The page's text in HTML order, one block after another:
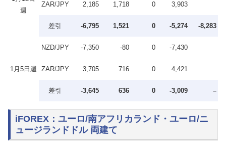
週
ZAR/JPY 2,185 1,718 0 3,903
差引 -6,795 1,521 0 -5,274 -8,283
1月5日週
NZD/JPY -7,350 -80 0 -7,430
ZAR/JPY 3,705 716 0 4,421
差引 -3,645 636 0 -3,009 –
iFOREX：ユーロ/南アフリカランド・ユーロ/ニ
ュージランドドル 両建て